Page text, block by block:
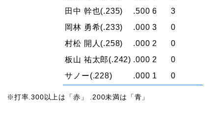
田中 幹也(.235) .500 6
3
岡林 勇希(.233) .000 3
0
村松 開人 (.258) .000 2
0
板山 祐太郎(.242) .000 2
0
サノー(.228) .000 1 0
※打率.300以上は「赤」 .200未満は「青」